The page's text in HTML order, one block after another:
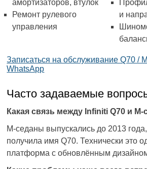
амортизаторов, втулок
Ремонт рулевого
управления
и
Записаться на обслуживание Q70 /
WhatsApp
Часто задаваемые
Какая связь между Infiniti Q70 и M-
M-седаны выпускались до 2013
получила имя Q70. Технически это
платформа с обновлённым